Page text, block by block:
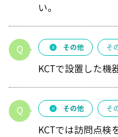
い。
その他 そ
KCTで設置した機
その他 そ
KCTでは訪問点検